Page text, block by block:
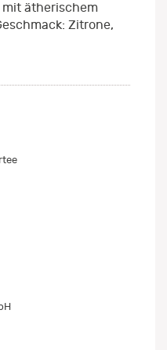
ätherischem
Zitrone,